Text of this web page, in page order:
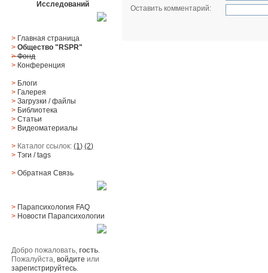
Исследований
> Главная страница
> Общество "RSPR"
> Фонд
> Конференция
> Блоги
> Галерея
> Загрузки/файлы
> Библиотека
> Статьи
> Видеоматериалы
> Каталог ссылок:(1) (2)
> Тэги/ tags
> Обратная Cвязь
> Парапсихология FAQ
> Новости Парапсихологии
Добро пожаловать,гость.
Пожалуйста,войдите или
зарегистрируйтесь.
Оставить комментарий: